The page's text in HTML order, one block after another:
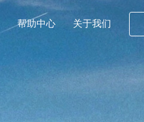
帮助中心 关于我们